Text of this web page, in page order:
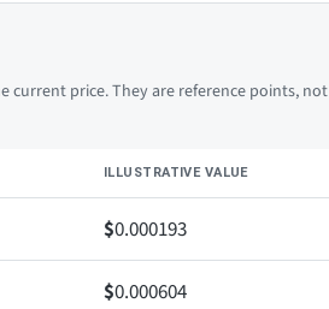
current price. They are reference points, not
ILLUSTRATIVE VALUE
$0.000193
$0.000604